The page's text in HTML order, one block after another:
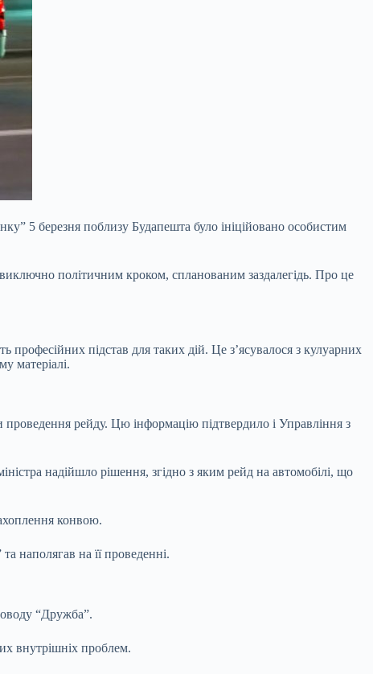
5 березня поблизу Будапешта було ініційовано особистим
політичним кроком, спланованим заздалегідь. Про це
підстав для таких дій. Це з’ясувалося з кулуарних
матеріалі.
рейду. Цю інформацію підтвердило і Управління з
надійшло рішення, згідно з яким рейд на автомобілі, що
конвою.
наполягав на її проведенні.
“Дружба”.
внутрішніх проблем.